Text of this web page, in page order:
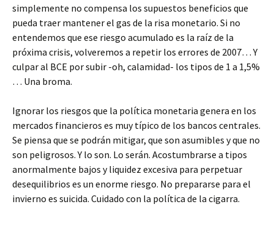
simplemente no compensa los supuestos beneficios que
pueda traer mantener el gas de la risa monetario. Si no
entendemos que ese riesgo acumulado es la raíz de la
próxima crisis, volveremos a repetir los errores de 2007… Y
culpar al BCE por subir -oh, calamidad- los tipos de 1 a 1,5%
… Una broma.
Ignorar los riesgos que la política monetaria genera en los
mercados financieros es muy típico de los bancos centrales.
Se piensa que se podrán mitigar, que son asumibles y que no
son peligrosos. Y lo son. Lo serán. Acostumbrarse a tipos
anormalmente bajos y liquidez excesiva para perpetuar
desequilibrios es un enorme riesgo. No prepararse para el
invierno es suicida. Cuidado con la política de la cigarra.